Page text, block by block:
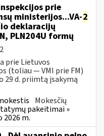
prie
ministerijos...VA-2
deklaracijų
PLN204U formų
prie Lietuvos
(toliau — VMI prie FM)
29 d. priimtą įsakymą
Mokesčių
pakeitimai »
m.